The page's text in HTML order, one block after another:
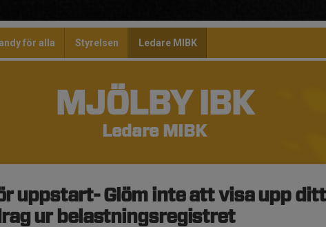
för alla Styrelsen Ledare MIBK
MJÖLBY IBK
Ledare MIBK
uppstart- Glöm inte att visa upp ditt
ur belastningsregistret